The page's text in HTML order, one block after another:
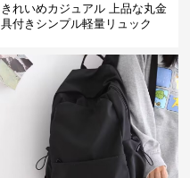
きれいめカジュアル 上品な丸金
具付きシンプル軽量リュック